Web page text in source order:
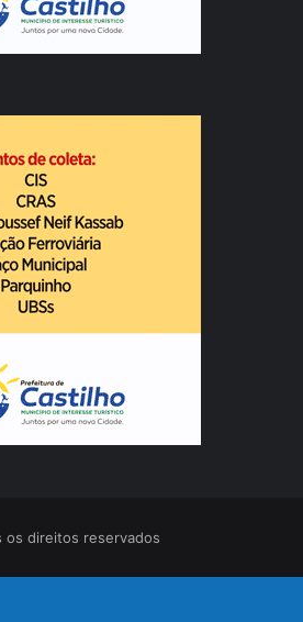
direitos reservados